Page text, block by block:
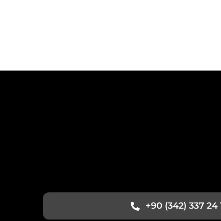
+90 (342) 337 24